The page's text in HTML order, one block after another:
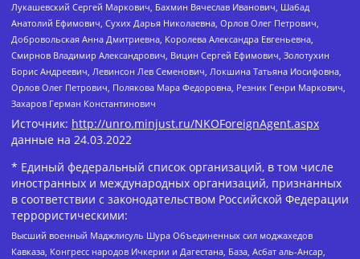
Лукашевский Сергей Маркович, Бахмин Вячеслав Иванович, Шабад
Анатолий Ефимович, Сухих Дарья Николаевна, Орлов Олег Петрович,
Добровольская Анна Дмитриевна, Королева Александра Евгеньевна,
Смирнов Владимир Александрович, Вицин Сергей Ефимович, Золотухин
Борис Андреевич, Левинсон Лев Семенович, Локшина Татьяна Иосифовна,
Орлов Олег Петрович, Полякова Мара Федоровна, Резник Генри Маркович,
Захаров Герман Константинович
Источник: http://unro.minjust.ru/NKOForeignAgent.aspx
данные на 24.03.2022
* Единый федеральный список организаций, в том числе
иностранных и международных организаций, признанных
в соответствии с законодательством Российской Федерации
террористическими:
Высший военный Маджлисуль Шура Объединенных сил моджахедов
Кавказа, Конгресс народов Ичкерии и Дагестана, База, Асбат аль-Ансар,